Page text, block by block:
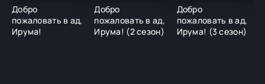
Добро
пожаловать в ад,
Ирума!
Добро
пожаловать в ад,
Ирума! (2 сезон)
Добро
пожаловать в ад,
Ирума! (3 сезон)